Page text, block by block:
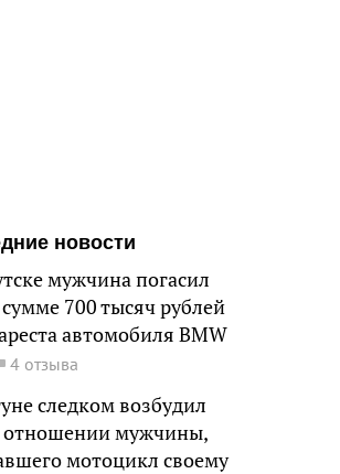
новости
мужчина погасил
700 тысяч рублей
автомобиля BMW
4 отзыва
следком возбудил
отношении мужчины,
мотоцикл своему